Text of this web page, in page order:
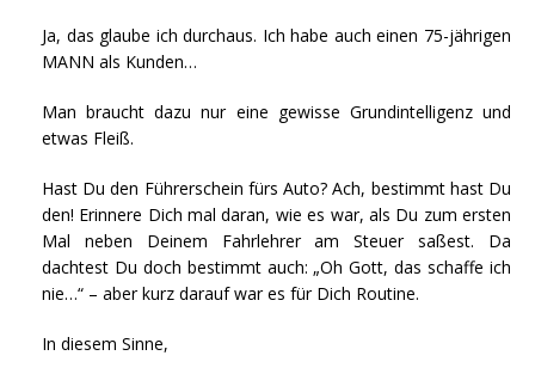
Ja, das glaube ich durchaus. Ich habe auch einen 75-jährigen
MANN als Kunden…
Man braucht dazu nur eine gewisse Grundintelligenz und
etwas Fleiß.
Hast Du den Führerschein fürs Auto? Ach, bestimmt hast Du
den! Erinnere Dich mal daran, wie es war, als Du zum ersten
Mal neben Deinem Fahrlehrer am Steuer saßest. Da
dachtest Du doch bestimmt auch: „Oh Gott, das schaffe ich
nie…“ – aber kurz darauf war es für Dich Routine.
In diesem Sinne,